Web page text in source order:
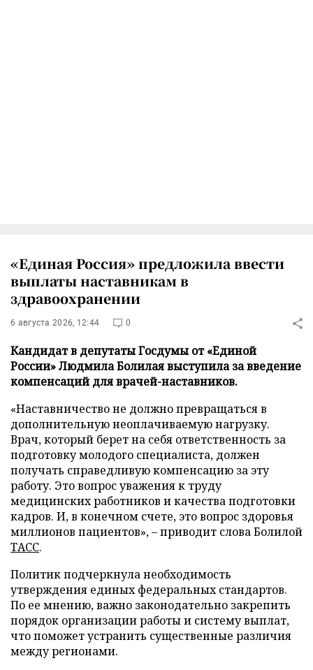
«Единая Россия» предложила ввести
выплаты наставникам в
здравоохранении
6 августа 2026, 12:44 0
Кандидат в депутаты Госдумы от «Единой
России» Людмила Болилая выступила за введение
компенсаций для врачей-наставников.
«Наставничество не должно превращаться в
дополнительную неоплачиваемую нагрузку.
Врач, который берет на себя ответственность за
подготовку молодого специалиста, должен
получать справедливую компенсацию за эту
работу. Это вопрос уважения к труду
медицинских работников и качества подготовки
кадров. И, в конечном счете, это вопрос здоровья
миллионов пациентов», – приводит слова Болилой
ТАСС.
Политик подчеркнула необходимость
утверждения единых федеральных стандартов.
По ее мнению, важно законодательно закрепить
порядок организации работы и систему выплат,
что поможет устранить существенные различия
между регионами.